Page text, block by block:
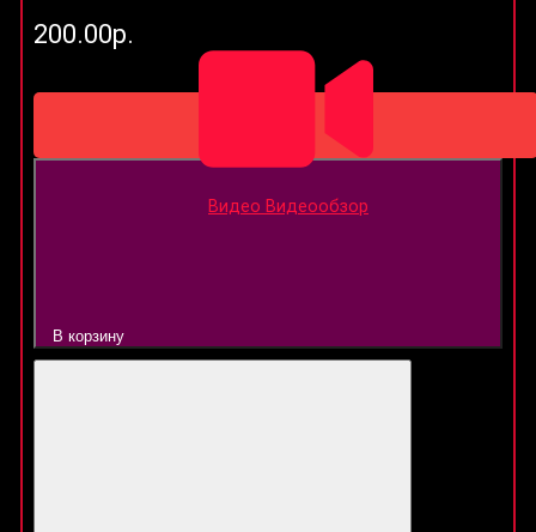
200.00р.
Видео Видеообзор
В корзину